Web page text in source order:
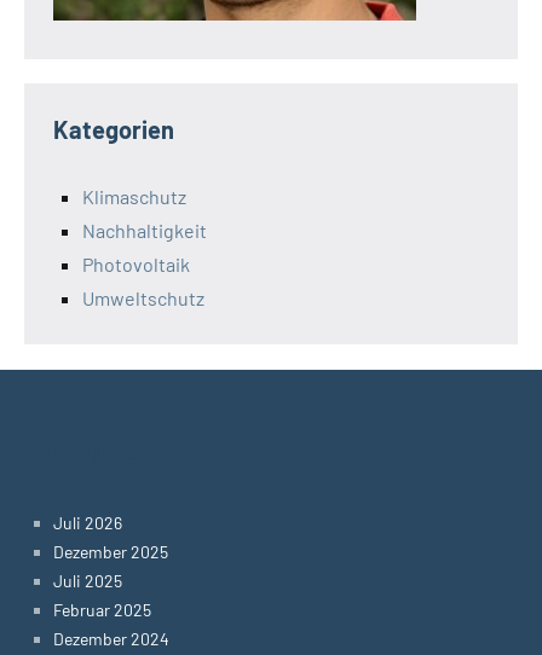
Kategorien
Klimaschutz
Nachhaltigkeit
Photovoltaik
Umweltschutz
Juli 2026
Dezember 2025
Juli 2025
Februar 2025
Dezember 2024